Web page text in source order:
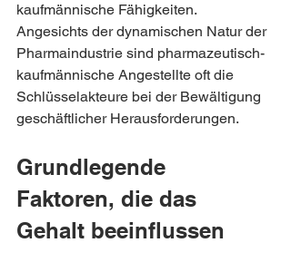
kaufmännische Fähigkeiten.
Angesichts der dynamischen Natur der
Pharmaindustrie sind pharmazeutisch-
kaufmännische Angestellte oft die
Schlüsselakteure bei der Bewältigung
geschäftlicher Herausforderungen.
Grundlegende
Faktoren, die das
Gehalt beeinflussen